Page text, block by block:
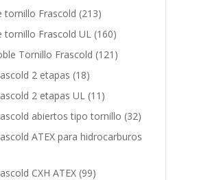
tornillo Frascold (213)
tornillo Frascold UL (160)
Tornillo Frascold (121)
2 etapas (18)
2 etapas UL (11)
abiertos tipo tornillo (32)
ATEX para hidrocarburos
CXH ATEX (99)